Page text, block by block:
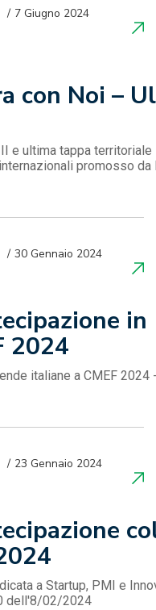
con Noi – Ul
7 Giugno 2024
e ultima tappa territoriale
promosso da
in
2024
30 Gennaio 2024
italiane a CMEF 2024
23 Gennaio 2024
a Startup, PMI e
dell'8/02/2024